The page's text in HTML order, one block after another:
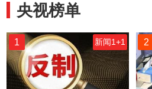
央视榜单
1 新闻1+1 2